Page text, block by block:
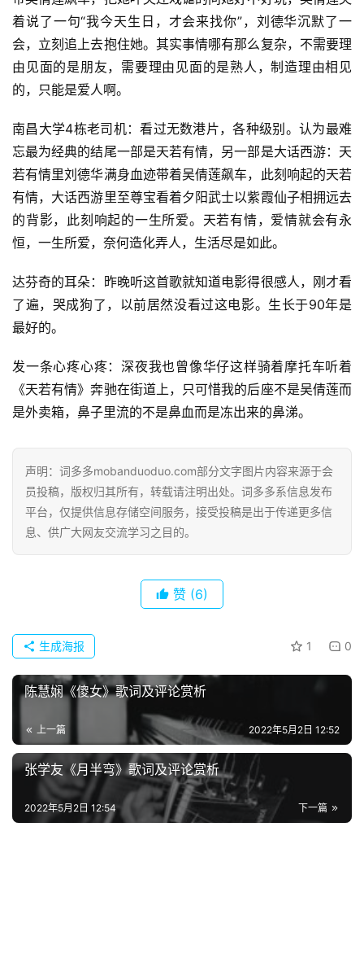
页
好
句
典
歌
着说了一句“我今天生日，才会来找你”，刘德华沉默了一
会，立刻追上去抱住她。其实事情哪有那么复杂，不需要理
由见面的是朋友，需要理由见面的是熟人，制造理由相见
的，只能是爱人啊。
南昌大学4栋老司机：看过无数港片，各种级别。认为最难
忘最为经典的结尾一部是天若有情，另一部是大话西游：天
若有情里刘德华满身血迹带着吴倩莲飙车，此刻响起的天若
有情，大话西游里至尊宝看着夕阳武士以紫霞仙子相拥远去
的背影，此刻响起的一生所爱。天若有情，爱情就会有永
恒，一生所爱，奈何造化弄人，生活尽是如此。
达芬奇的耳朵：昨晚听这首歌就知道电影得很感人，刚才看
了遍，哭成狗了，以前居然没看过这电影。生长于90年是
最好的。
发一条心疼心疼：深夜我也曾像华仔这样骑着摩托车听着
《天若有情》奔驰在街道上，只可惜我的后座不是吴倩莲而
是外卖箱，鼻子里流的不是鼻血而是冻出来的鼻涕。
声明：词多多mobanduoduo.com部分文字图片内容来源于会
员投稿，版权归其所有，转载请注明出处。词多多系信息发布
平台，仅提供信息存储空间服务，接受投稿是出于传递更多信
息、供广大网友交流学习之目的。
赞 (6)
1 0
生成海报
陈慧娴《傻女》歌词及评论赏析
上一篇 2022年5月2日 12:52
张学友《月半弯》歌词及评论赏析
下一篇
2022年5月2日 12:54